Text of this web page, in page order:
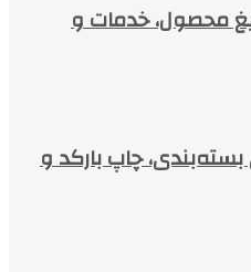
محصول، خدمات و
بسته‌بندی، چاپ بارکد و